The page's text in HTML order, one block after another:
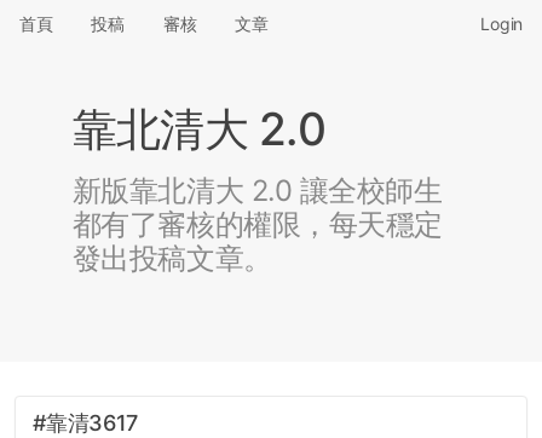
首頁 投稿 審核 文章 Login
靠北清大 2.0
新版靠北清大 2.0 讓全校師生
都有了審核的權限，每天穩定
發出投稿文章。
#靠清3617